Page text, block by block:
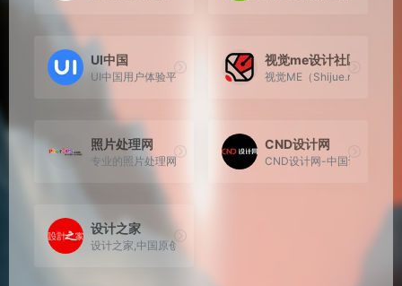
UI中国
UI中国用户体验平台,中国用户体验联盟理事单位。国内极具影
视觉me设计社区
视觉ME（Shijue.me）是中
照片处理网
专业的照片处理网PS论坛
CND设计网
CND设计网-中国设计领域
设计之家
设计之家,中国原创设计的领导者,致力于推广最新的设计理念，关